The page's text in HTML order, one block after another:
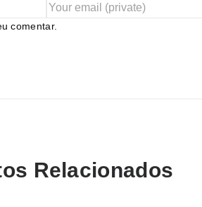
comentar.
Relacionados